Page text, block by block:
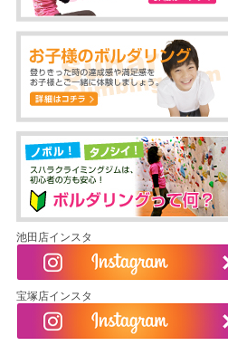
池田店インスタ
宝塚店インスタ